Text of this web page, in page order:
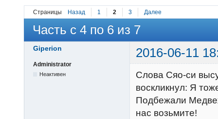
Страницы Назад 1 2 3 Далее
Часть с 4 по 6 из 7
Giperion 2016-06-11
Administrator
Неактивен
Слова Сяо-си
воскликнул: Я
Подбежали
нас возьмите!